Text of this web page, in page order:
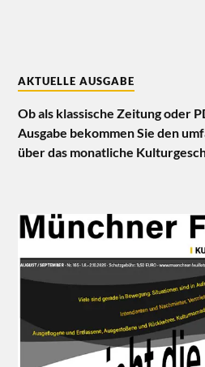
AKTUELLE AUSGABE
Ob als klassische Zeitung oder
Ausgabe bekommen Sie den
über das monatliche